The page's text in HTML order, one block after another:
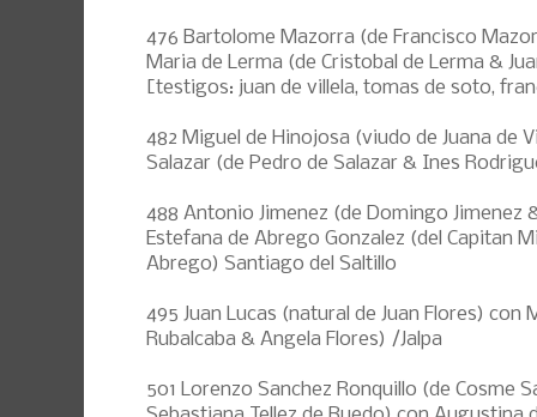
476 Bartolome Mazorra (de Francisco
Maria de Lerma (de Cristobal de Lerma &
[testigos: juan de villela, tomas de soto,
482 Miguel de Hinojosa (viudo de Juana de
Salazar (de Pedro de Salazar & Ines
488 Antonio Jimenez (de Domingo Jimenez
Estefana de Abrego Gonzalez (del Capitan
Abrego) Santiago del Saltillo
495 Juan Lucas (natural de Juan Flores) con
Rubalcaba & Angela Flores) /Jalpa
501 Lorenzo Sanchez Ronquillo (de Cosme